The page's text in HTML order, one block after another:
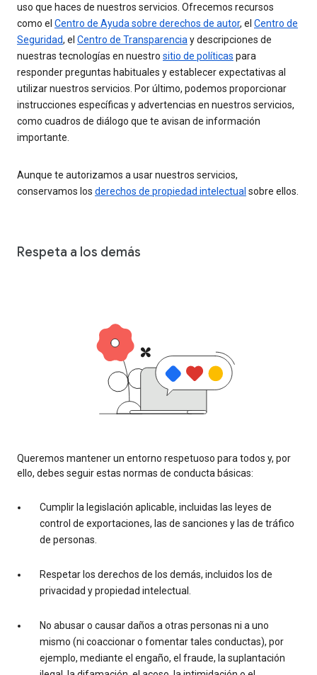
uso que haces de nuestros servicios. Ofrecemos recursos
como el Centro de Ayuda sobre derechos de autor, el Centro de
Seguridad, el Centro de Transparencia y descripciones de
nuestras tecnologías en nuestro sitio de políticas para
responder preguntas habituales y establecer expectativas al
utilizar nuestros servicios. Por último, podemos proporcionar
instrucciones específicas y advertencias en nuestros servicios,
como cuadros de diálogo que te avisan de información
importante.
Aunque te autorizamos a usar nuestros servicios,
conservamos los derechos de propiedad intelectual sobre ellos.
Respeta a los demás
Queremos mantener un entorno respetuoso para todos y, por
ello, debes seguir estas normas de conducta básicas:
Cumplir la legislación aplicable, incluidas las leyes de
control de exportaciones, las de sanciones y las de tráfico
de personas.
Respetar los derechos de los demás, incluidos los de
privacidad y propiedad intelectual.
No abusar o causar daños a otras personas ni a uno
mismo (ni coaccionar o fomentar tales conductas), por
ejemplo, mediante el engaño, el fraude, la suplantación